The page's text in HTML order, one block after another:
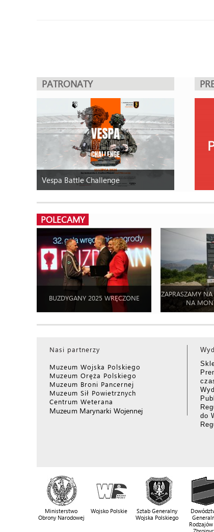
PATRONATY
Vespa Battle Challenge
POLECAMY
BUZDYGANY 2025 WRĘCZONE
ZAPRASZAMY NA
NA
Nasi partnerzy
Muzeum Wojska Polskiego
Muzeum Oręża Polskiego
Muzeum Broni Pancernej
Muzeum Sił Powietrznych
Centrum Weterana
Muzeum Marynarki Wojennej
do
Ministerstwo
Obrony Narodowej
Wojsko Polskie
Sztab Generalny
Wojska Polskiego
Rodzajów